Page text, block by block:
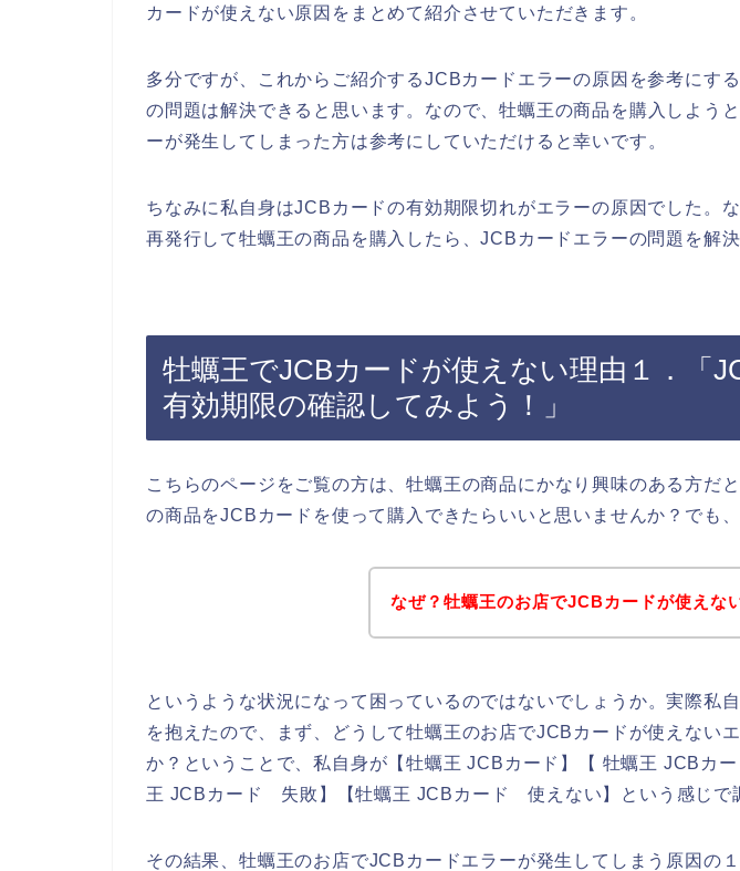
カードが使えない原因をまとめて紹介させていただきます。
多分ですが、これからご紹介するJCBカードエラーの原因を参考にす
の問題は解決できると思います。なので、牡蠣王の商品を購入しよう
ーが発生してしまった方は参考にしていただけると幸いです。
ちなみに私自身はJCBカードの有効期限切れがエラーの原因でした。
再発行して牡蠣王の商品を購入したら、JCBカードエラーの問題を解
牡蠣王でJCBカードが使えない理由１．「
有効期限の確認してみよう！」
こちらのページをご覧の方は、牡蠣王の商品にかなり興味のある方だ
の商品をJCBカードを使って購入できたらいいと思いませんか？でも、
なぜ？牡蠣王のお店でJCBカードが使えな
というような状況になって困っているのではないでしょうか。実際私
を抱えたので、まず、どうして牡蠣王のお店でJCBカードが使えない
か？ということで、私自身が【牡蠣王 JCBカード】【 牡蠣王 JCBカ
王 JCBカード 失敗】【牡蠣王 JCBカード 使えない】という感じで
その結果、牡蠣王のお店でJCBカードエラーが発生してしまう原因の